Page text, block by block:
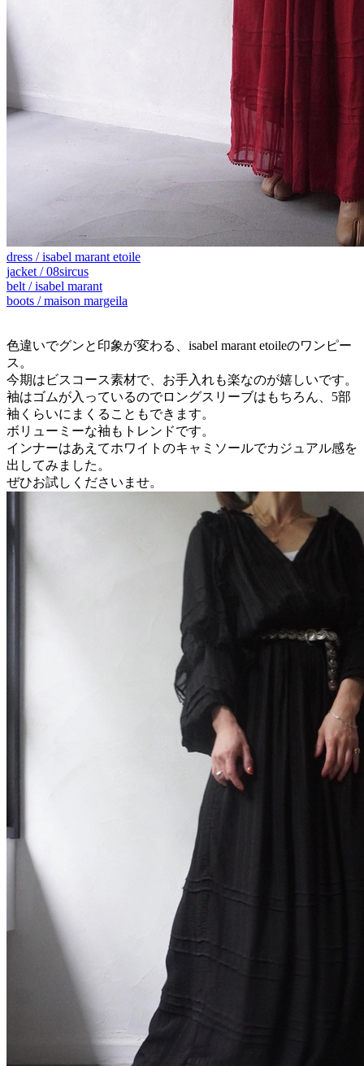
dress / isabel marant etoile
jacket / 08sircus
belt / isabel marant
boots / maison margeila
色違いでグンと印象が変わる、isabel marant etoileのワンピー
ス。
今期はビスコース素材で、お手入れも楽なのが嬉しいです。
袖はゴムが入っているのでロングスリーブはもちろん、5部
袖くらいにまくることもできます。
ボリューミーな袖もトレンドです。
インナーはあえてホワイトのキャミソールでカジュアル感を
出してみました。
ぜひお試しくださいませ。